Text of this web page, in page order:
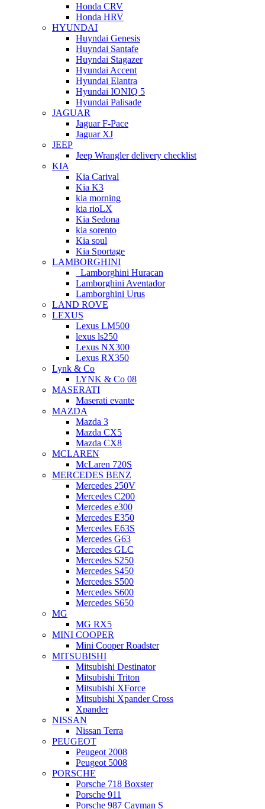
Honda CRV
Honda HRV
HYUNDAI
Huyndai Genesis
Huyndai Santafe
Huyndai Stagazer
Hyundai Accent
Hyundai Elantra
Hyundai IONIQ 5
Hyundai Palisade
JAGUAR
Jaguar F-Pace
Jaguar XJ
JEEP
Jeep Wrangler delivery checklist
KIA
Kia Carival
Kia K3
kia morning
kia rioLX
Kia Sedona
kia sorento
Kia soul
Kia Sportage
LAMBORGHINI
Lamborghini Huracan
Lamborghini Aventador
Lamborghini Urus
LAND ROVE
LEXUS
Lexus LM500
lexus ls250
Lexus NX300
Lexus RX350
Lynk & Co
LYNK & Co 08
MASERATI
Maserati evante
MAZDA
Mazda 3
Mazda CX5
Mazda CX8
MCLAREN
McLaren 720S
MERCEDES BENZ
Mercedes 250V
Mercedes C200
Mercedes e300
Mercedes E350
Mercedes E63S
Mercedes G63
Mercedes GLC
Mercedes S250
Mercedes S450
Mercedes S500
Mercedes S600
Mercedes S650
MG
MG RX5
MINI COOPER
Mini Cooper Roadster
MITSUBISHI
Mitsubishi Destinator
Mitsubishi Triton
Mitsubishi XForce
Mitsubishi Xpander Cross
Xpander
NISSAN
Nissan Terra
PEUGEOT
Peugeot 2008
Peugeot 5008
PORSCHE
Porsche 718 Boxster
Porsche 911
Porsche 987 Cayman S